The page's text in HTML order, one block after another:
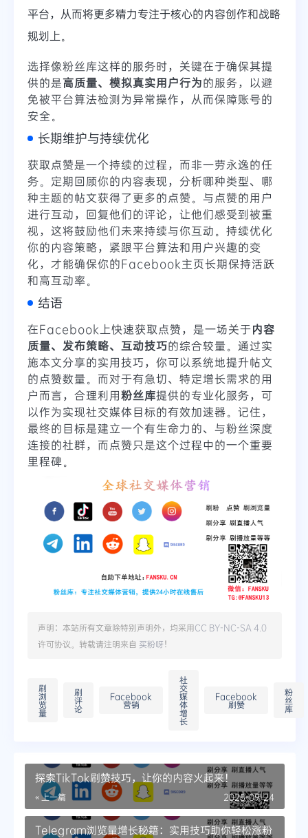
平台，从而将更多精力专注于核心的内容创作和战略
规划上。
选择像粉丝库这样的服务时，关键在于确保其提
供的是高质量、模拟真实用户行为的服务，以避
免被平台算法检测为异常操作，从而保障账号的
安全。
长期维护与持续优化
获取点赞是一个持续的过程，而非一劳永逸的任
务。定期回顾你的内容表现，分析哪种类型、哪
种主题的帖文获得了更多的点赞。与点赞的用户
进行互动，回复他们的评论，让他们感受到被重
视，这将鼓励他们未来持续与你互动。持续优化
你的内容策略，紧跟平台算法和用户兴趣的变
化，才能确保你的Facebook主页长期保持活跃
和高互动率。
结语
在Facebook上快速获取点赞，是一场关于内容
质量、发布策略、互动技巧的综合较量。通过实
施本文分享的实用技巧，你可以系统地提升帖文
的点赞数量。而对于有急切、特定增长需求的用
户而言，合理利用粉丝库提供的专业化服务，可
以作为实现社交媒体目标的有效加速器。记住，
最终的目标是建立一个有生命力的、与粉丝深度
连接的社群，而点赞只是这个过程中的一个重要
里程碑。
声明：本站所有文章除特别声明外，均采用CC BY-NC-SA 4.0
许可协议。转载请注明来自 买粉呀！
刷
浏
览
量
刷
评
论
Facebook
营销
社
交
媒
体
增
长
Facebook
刷赞
粉
丝
库
探索TikTok刷赞技巧，让你的内容火起来！
« 上一篇 2025-09-24
Telegram浏览量增长秘籍：实用技巧助你轻松涨粉